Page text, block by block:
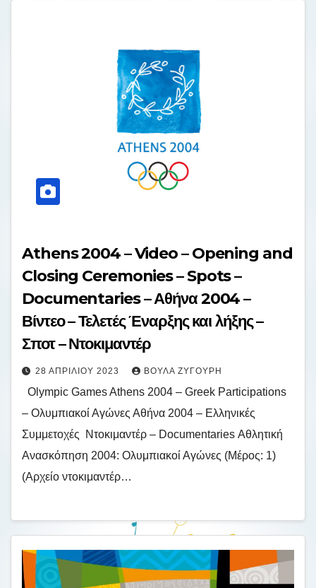
Athens 2004 – Video – Opening and
Closing Ceremonies – Spots –
Documentaries – Αθήνα 2004 –
Βίντεο – Τελετές Έναρξης και λήξης –
Σποτ – Ντοκιμαντέρ
28 ΑΠΡΙΛΊΟΥ 2023 ΒΟΎΛΑ ΖΥΓΟΎΡΗ
Olympic Games Athens 2004 – Greek Participations
– Ολυμπιακοί Αγώνες Αθήνα 2004 – Ελληνικές
Συμμετοχές Ντοκιμαντέρ – Documentaries Αθλητική
Ανασκόπηση 2004: Ολυμπιακοί Αγώνες (Μέρος: 1)
(Αρχείο ντοκιμαντέρ…